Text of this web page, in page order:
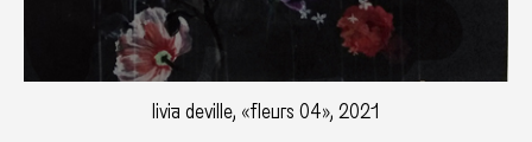
livia deville, «fleurs 04», 2021